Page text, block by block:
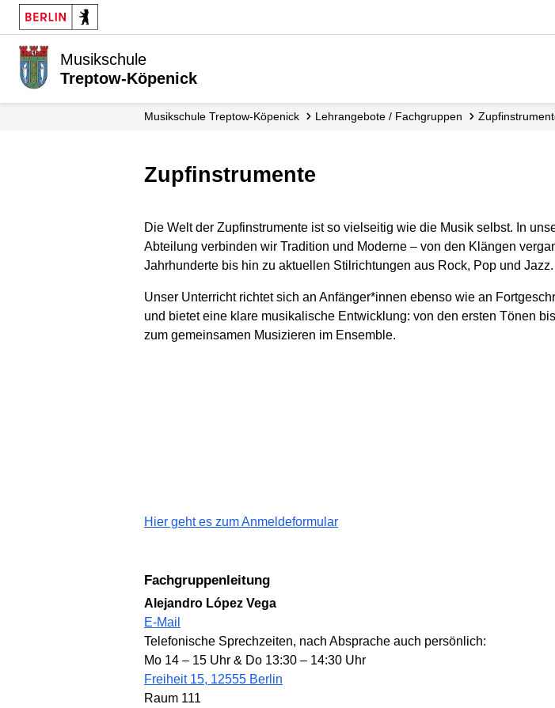
Musikschule
Treptow-Köpenick
Musikschule Treptow-Köpenick Lehrangebote / Fachgruppen
Zupfinstrumente
Die Welt der Zupfinstrumente ist so vielseitig wie die Musik selbst. In
Abteilung verbinden wir Tradition und Moderne – von den Klängen
Jahrhunderte bis hin zu aktuellen Stilrichtungen aus Rock, Pop und Jazz.
Unser Unterricht richtet sich an Anfänger*innen ebenso wie an
und bietet eine klare musikalische Entwicklung: von den ersten Tönen
zum gemeinsamen Musizieren im Ensemble.
Hier geht es zum Anmeldeformular
Fachgruppenleitung
Alejandro López Vega
E-Mail
Telefonische Sprechzeiten, nach Absprache auch persönlich:
Mo 14 – 15 Uhr & Do 13:30 – 14:30 Uhr
Freiheit 15, 12555 Berlin
Raum 111